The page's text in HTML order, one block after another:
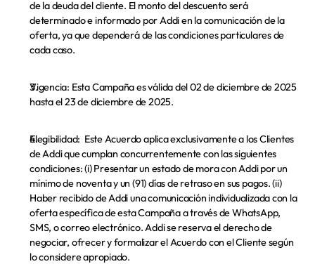
de la deuda del cliente. El monto del descuento será
determinado e informado por Addi en la comunicación de la
oferta, ya que dependerá de las condiciones particulares de
cada caso.
Vigencia: Esta Campaña es válida del 02 de diciembre de 2025
hasta el 23 de diciembre de 2025.
Elegibilidad: Este Acuerdo aplica exclusivamente a los Clientes
de Addi que cumplan concurrentemente con las siguientes
condiciones: (i) Presentar un estado de mora con Addi por un
mínimo de noventa y un (91) días de retraso en sus pagos. (ii)
Haber recibido de Addi una comunicación individualizada con la
oferta específica de esta Campaña a través de WhatsApp,
SMS, o correo electrónico. Addi se reserva el derecho de
negociar, ofrecer y formalizar el Acuerdo con el Cliente según
lo considere apropiado.